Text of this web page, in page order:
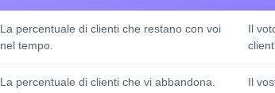
La percentuale di clienti che restano con voi
nel tempo.
Il
La percentuale di clienti che vi abbandona.
Il